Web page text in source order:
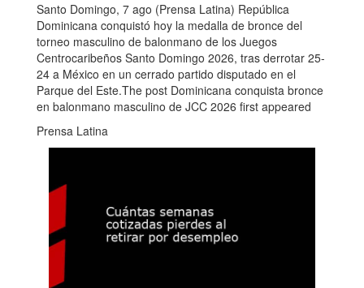
Santo Domingo, 7 ago (Prensa Latina) República
Dominicana conquistó hoy la medalla de bronce del
torneo masculino de balonmano de los Juegos
Centrocaribeños Santo Domingo 2026, tras derrotar 25-
24 a México en un cerrado partido disputado en el
Parque del Este.The post Dominicana conquista bronce
en balonmano masculino de JCC 2026 first appeared
Prensa Latina